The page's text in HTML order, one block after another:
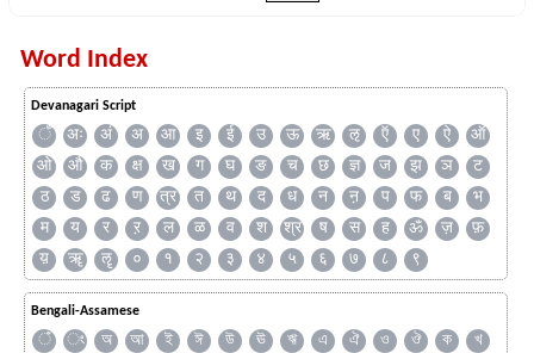
Word Index
Devanagari Script
ँ अः अं अ आ इ ई उ ऊ ऋ ऌ ऍ ए ऐ
ऑ
ओ
औ क क्ष ख ग घ ङ च छ ज्ञ ज झ ञ
ट
ठ
ड ढ ण त्र त थ द ध न ऩ प फ ब
भ
म
य र ऱ ल ळ व श श्र ष स ह ॐ ज़
फ़
य़
ॠ ॡ ० १ २ ३ ४ ५ ६ ७ ८ ९
Bengali-Assamese
ঁ ং অ আ ই ঈ উ ঊ ঋ এ ঐ ও ঔ ক
খ